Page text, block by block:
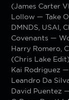
(James Carter
Lollow — Take
DMNDS, USAI,
Covenants —
Harry Romero,
(Chris Lake Edit)
Kai Rodriguez
Leandro Da
David Puentez